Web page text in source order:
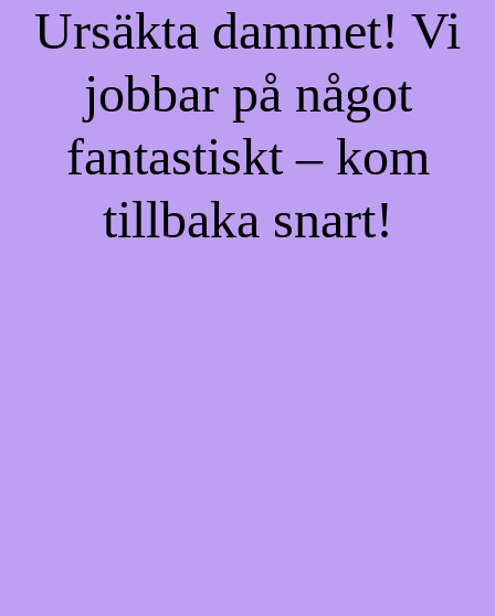
Ursäkta dammet! Vi
jobbar på något
fantastiskt – kom
tillbaka snart!